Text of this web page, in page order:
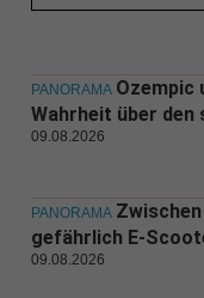
PANORAMA Ozempic
Wahrheit über den
09.08.2026
PANORAMA
gefährlich E-
09.08.2026